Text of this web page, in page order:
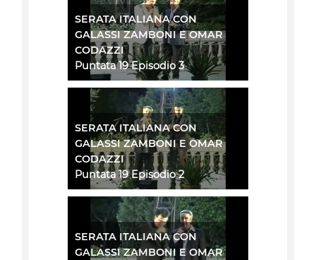
SERATA ITALIANA CON
GALASSI ZAMBONI E OMAR
CODAZZI
Puntata 19 Episodio 3
SERATA ITALIANA CON
GALASSI ZAMBONI E OMAR
CODAZZI
Puntata 19 Episodio 2
SERATA ITALIANA CON
GALASSI ZAMBONI E OMAR